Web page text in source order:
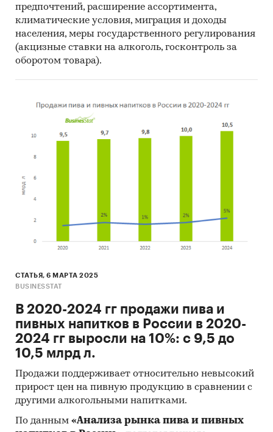
предпочтений, расширение ассортимента,
климатические условия, миграция и доходы
населения, меры государственного регулирования
(акцизные ставки на алкоголь, госконтроль за
оборотом товара).
СТАТЬЯ, 6 МАРТА 2025
BUSINESSTAT
В 2020-2024 гг продажи пива и
пивных напитков в России в 2020-
2024 гг выросли на 10%: с 9,5 до
10,5 млрд л.
Продажи поддерживает относительно невысокий
прирост цен на пивную продукцию в сравнении с
другими алкогольными напитками.
По данным «Анализа рынка пива и пивных